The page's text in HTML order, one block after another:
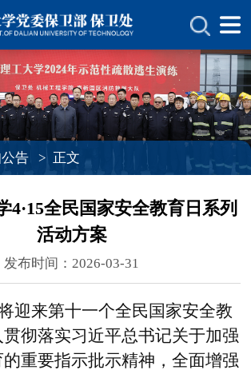
告 > 正文
4·15全民国家安全教育日系列
活动方案
发布时间：2026-03-31
迎来第十一个全民国家安全教
彻落实习近平总书记关于加强
重要指示批示精神，全面增强